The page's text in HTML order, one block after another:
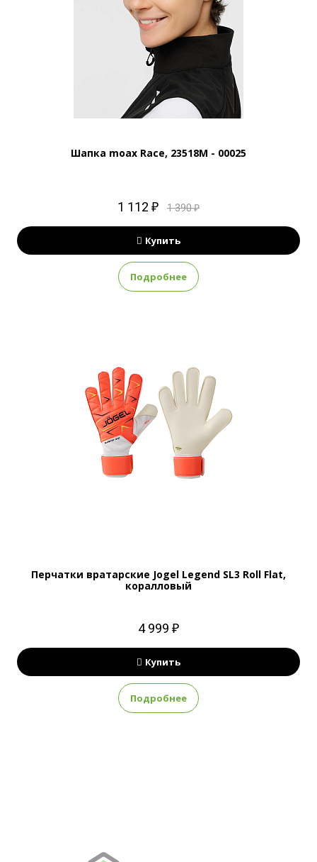
Шапка moax Race, 23518M - 00025
1 112 ₽ 1 390 ₽
Купить
Подробнее
Перчатки вратарские Jogel Legend SL3 Roll Flat,
коралловый
4 999 ₽
Купить
Подробнее